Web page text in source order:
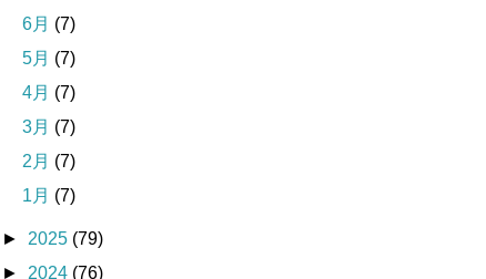
6月 (7)
5月 (7)
4月 (7)
3月 (7)
2月 (7)
1月 (7)
► 2025 (79)
► 2024 (76)